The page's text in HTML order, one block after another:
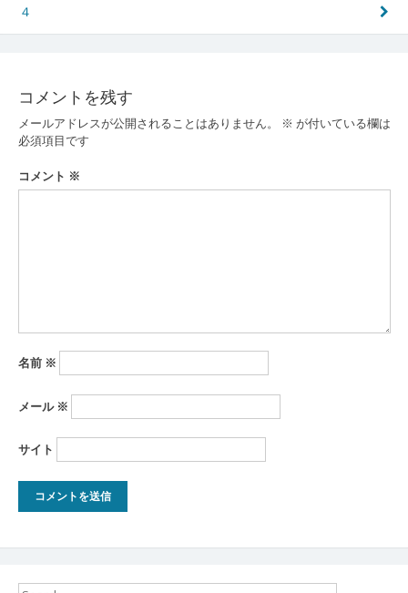
稿
ビ
ゲ
ー
シ
４
コメントを残す
メールアドレスが公開されることはありません。 ※ が付いている欄は
必須項目です
コメント ※
名前 ※
メール ※
サイト